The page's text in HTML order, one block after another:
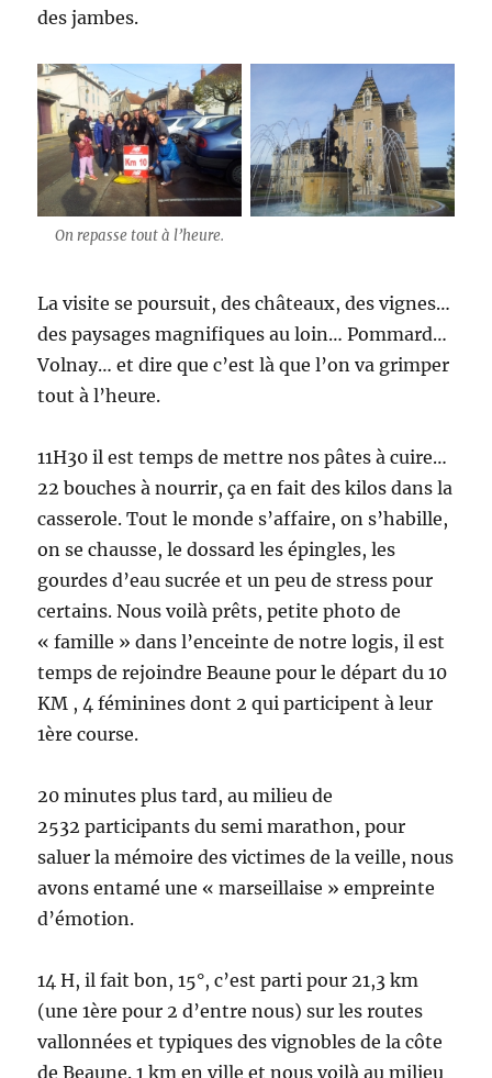
des jambes.
On repasse tout à l’heure.
La visite se poursuit, des châteaux, des vignes…
des paysages magnifiques au loin… Pommard…
Volnay… et dire que c’est là que l’on va grimper
tout à l’heure.
11H30 il est temps de mettre nos pâtes à cuire…
22 bouches à nourrir, ça en fait des kilos dans la
casserole. Tout le monde s’affaire, on s’habille,
on se chausse, le dossard les épingles, les
gourdes d’eau sucrée et un peu de stress pour
certains. Nous voilà prêts, petite photo de
« famille » dans l’enceinte de notre logis, il est
temps de rejoindre Beaune pour le départ du 10
KM , 4 féminines dont 2 qui participent à leur
1ère course.
20 minutes plus tard, au milieu de
2532 participants du semi marathon, pour
saluer la mémoire des victimes de la veille, nous
avons entamé une « marseillaise » empreinte
d’émotion.
14 H, il fait bon, 15°, c’est parti pour 21,3 km
(une 1ère pour 2 d’entre nous) sur les routes
vallonnées et typiques des vignobles de la côte
de Beaune. 1 km en ville et nous voilà au milieu